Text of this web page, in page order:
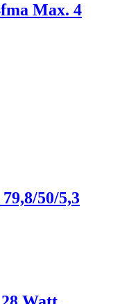
Max. 4
50/5,3